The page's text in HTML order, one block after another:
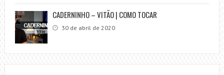
CADERNINHO – VITÃO | COMO TOCAR
30 de abril de 2020